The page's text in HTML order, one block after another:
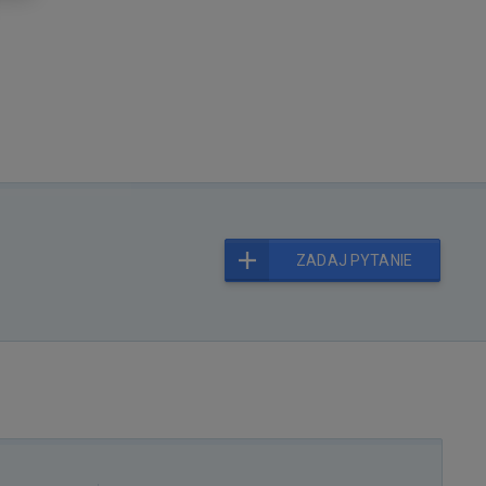
ZADAJ PYTANIE